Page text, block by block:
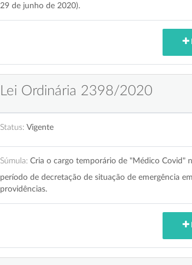
29 de junho de 2020).
Lei Ordinária 2398/2020
Status: Vigente
Súmula: Cria o cargo temporário de "Médico Covid"
período de decretação de situação de emergência
providências.